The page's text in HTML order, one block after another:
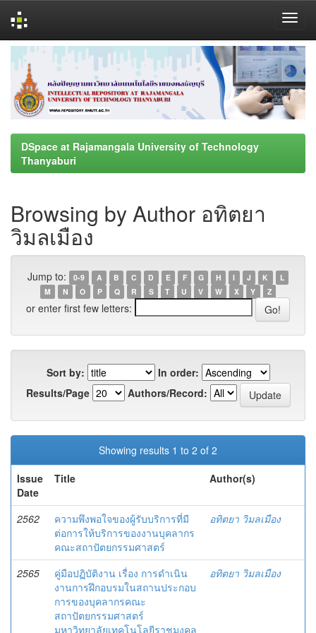
navigation
DSpace at Rajamangala University of Technology
Thanyaburi
Browsing by Author อทิตยา
วิมลเมือง
Jump to: 0-9 A B C D E F G H I J K
L
M
N O P Q R S T U V W X Y Z
or enter first few letters:
Sort by:
In order:
Results/Page
Authors/Record:
Showing results 1 to 2 of 2
Issue
Date
Title Author(s)
2562
ความพึงพอใจของผู้รับบริการที่มี
ต่อการให้บริการของงานบุคลากร
คณะสถาปัตยกรรมศาสตร์
อทิตยา วิมลเมือง
2565
คู่มือปฏิบัติงาน เรื่อง การดำเนิน
งานการฝึกอบรมในสถานประกอบ
การของบุคลากรคณะ
สถาปัตยกรรมศาสตร์
มหาวิทยาลัยเทคโนโลยีราชมงคล
อทิตยา วิมลเมือง